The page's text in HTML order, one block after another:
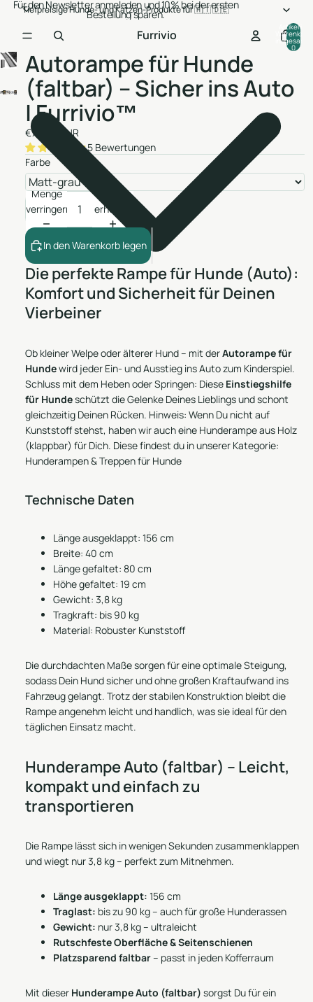
Für den Newsletter anmeleden und 10% bei der ersten
Bestellung sparen.
Tiefpreisige Hunde- und Katzen-Produkte für 🇦🇹 🇩🇪
Furrivio
Artikel im
Warenkorb
insgesamt:
0
Autorampe für Hunde
(faltbar) – Sicher ins Auto
| Furrivio™
€79,99 EUR
5 Bewertungen
Farbe
Menge
verringern
Menge
erhöhen
In den Warenkorb legen
Die perfekte Rampe für Hunde (Auto):
Komfort und Sicherheit für Deinen
Vierbeiner
Ob kleiner Welpe oder älterer Hund – mit derAutorampe für
Hundewird jeder Ein- und Ausstieg ins Auto zum Kinderspiel.
Schluss mit dem Heben oder Springen: Diese Einstiegshilfe
für Hundeschützt die Gelenke Deines Lieblings und schont
gleichzeitig Deinen Rücken. Hinweis: Wenn Du nicht auf
Kunststoff stehst, haben wir auch eine Hunderampe aus Holz
(klappbar) für Dich. Diese findest du in unserer Kategorie:
Hunderampen & Treppen für Hunde
Technische Daten
Länge ausgeklappt: 156 cm
Breite: 40 cm
Länge gefaltet: 80 cm
Höhe gefaltet: 19 cm
Gewicht: 3,8 kg
Tragkraft: bis 90 kg
Material: Robuster Kunststoff
Die durchdachten Maße sorgen für eine optimale Steigung,
sodass Dein Hund sicher und ohne großen Kraftaufwand ins
Fahrzeug gelangt. Trotz der stabilen Konstruktion bleibt die
Rampe angenehm leicht und handlich, was sie ideal für den
täglichen Einsatz macht.
Hunderampe Auto (faltbar) – Leicht,
kompakt und einfach zu
transportieren
Die Rampe lässt sich in wenigen Sekunden zusammenklappen
und wiegt nur 3,8 kg – perfekt zum Mitnehmen.
Länge ausgeklappt: 156 cm
Traglast: bis zu 90 kg – auch für große Hunderassen
Gewicht: nur 3,8 kg – ultraleicht
Rutschfeste Oberfläche & Seitenschienen
Platzsparend faltbar– passt in jeden Kofferraum
Mit dieser Hunderampe Auto (faltbar) sorgst Du für ein